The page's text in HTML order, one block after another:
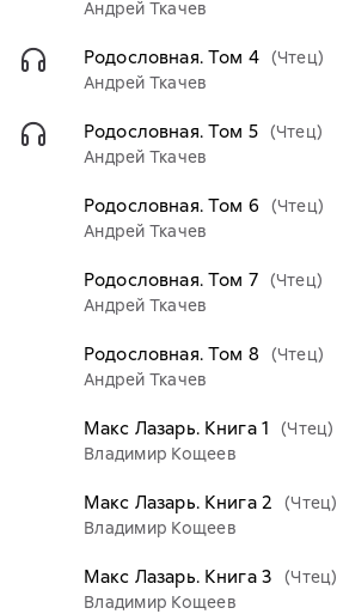
Андрей Ткачев
Родословная. Том 4 (Чтец)
Андрей Ткачев
Родословная. Том 5 (Чтец)
Андрей Ткачев
Родословная. Том 6 (Чтец)
Андрей Ткачев
Родословная. Том 7 (Чтец)
Андрей Ткачев
Родословная. Том 8
(Чтец)
Андрей Ткачев
Макс Лазарь. Книга 1
(Чтец)
Владимир Кощеев
Макс Лазарь. Книга 2
(Чтец)
Владимир Кощеев
Макс Лазарь. Книга 3
(Чтец)
Владимир Кощеев